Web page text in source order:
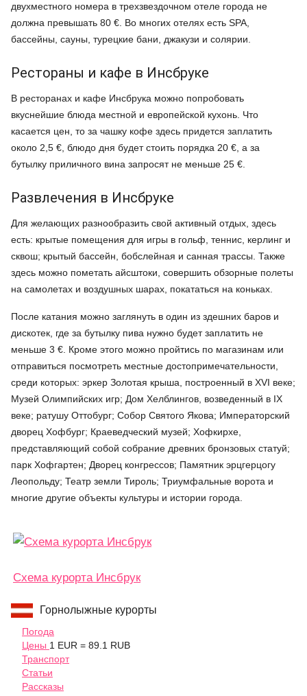
двухместного номера в трехзвездочном отеле города не
должна превышать 80 €. Во многих отелях есть SPA,
бассейны, сауны, турецкие бани, джакузи и солярии.
Рестораны и кафе в Инсбруке
В ресторанах и кафе Инсбрука можно попробовать
вкуснейшие блюда местной и европейской кухонь. Что
касается цен, то за чашку кофе здесь придется заплатить
около 2,5 €, блюдо дня будет стоить порядка 20 €, а за
бутылку приличного вина запросят не меньше 25 €.
Развлечения в Инсбруке
Для желающих разнообразить свой активный отдых, здесь
есть: крытые помещения для игры в гольф, теннис, керлинг и
сквош; крытый бассейн, бобслейная и санная трассы. Также
здесь можно пометать айсштоки, совершить обзорные полеты
на самолетах и воздушных шарах, покататься на коньках.
После катания можно заглянуть в один из здешних баров и
дискотек, где за бутылку пива нужно будет заплатить не
меньше 3 €. Кроме этого можно пройтись по магазинам или
отправиться посмотреть местные достопримечательности,
среди которых: эркер Золотая крыша, построенный в XVI веке;
Музей Олимпийских игр; Дом Хелблингов, возведенный в IX
веке; ратушу Оттобург; Собор Святого Якова; Императорский
дворец Хофбург; Краеведческий музей; Хофкирхе,
представляющий собой собрание древних бронзовых статуй;
парк Хофгартен; Дворец конгрессов; Памятник эрцгерцогу
Леопольду; Театр земли Тироль; Триумфальные ворота и
многие другие объекты культуры и истории города.
Схема курорта Инсбрук
Горнолыжные курорты
Погода
Цены 1 EUR = 89.1 RUB
Транспорт
Статьи
Рассказы